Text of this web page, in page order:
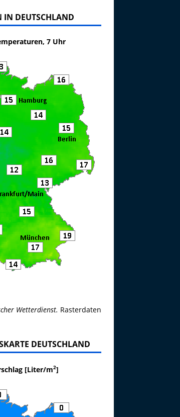
IN DEUTSCHLAND
7 Uhr
Wetterdienst. Rasterdaten
DEUTSCHLAND
[Liter/m2]